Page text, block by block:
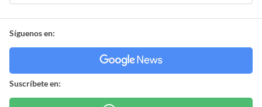
Síguenos en:
Suscríbete en: